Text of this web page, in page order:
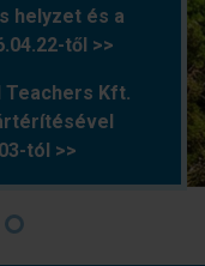
helyzet és a
től >>
Teachers Kft.
tól >>